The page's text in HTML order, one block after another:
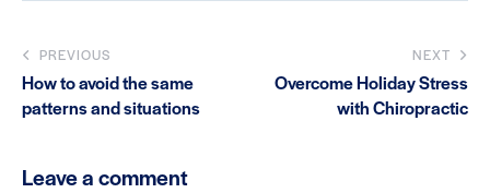
PREVIOUS
How to avoid the same
patterns and situations
NEXT
Overcome Holiday Stress
with Chiropractic
Leave a comment